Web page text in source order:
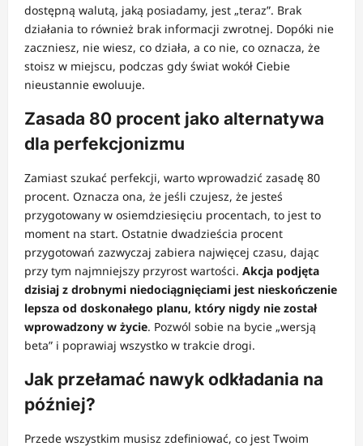
dostępną walutą, jaką posiadamy, jest „teraz”. Brak
działania to również brak informacji zwrotnej. Dopóki nie
zaczniesz, nie wiesz, co działa, a co nie, co oznacza, że
stoisz w miejscu, podczas gdy świat wokół Ciebie
nieustannie ewoluuje.
Zasada 80 procent jako alternatywa
dla perfekcjonizmu
Zamiast szukać perfekcji, warto wprowadzić zasadę 80
procent. Oznacza ona, że jeśli czujesz, że jesteś
przygotowany w osiemdziesięciu procentach, to jest to
moment na start. Ostatnie dwadzieścia procent
przygotowań zazwyczaj zabiera najwięcej czasu, dając
przy tym najmniejszy przyrost wartości. Akcja podjęta
dzisiaj z drobnymi niedociągnięciami jest nieskończenie
lepsza od doskonałego planu, który nigdy nie został
wprowadzony w życie. Pozwól sobie na bycie „wersją
beta” i poprawiaj wszystko w trakcie drogi.
Jak przełamać nawyk odkładania na
później?
Przede wszystkim musisz zdefiniować, co jest Twoim